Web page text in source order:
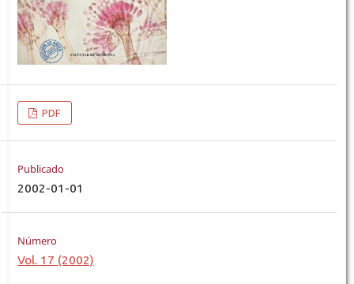
PDF
Publicado
2002-01-01
Número
Vol. 17 (2002)